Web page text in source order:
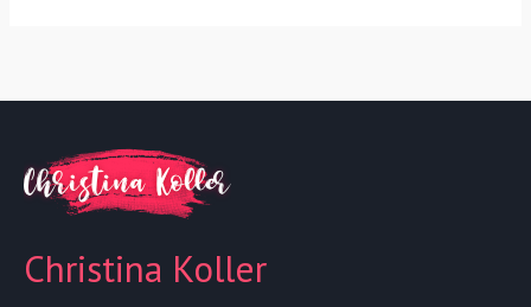
Christina Koller